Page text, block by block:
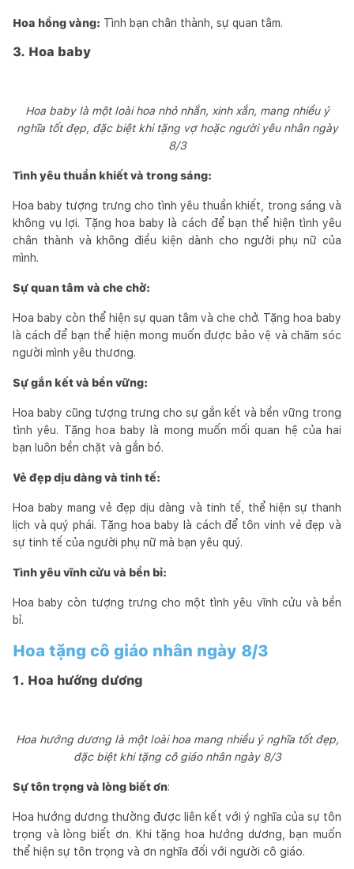
Hoa hồng vàng: Tình bạn chân thành, sự quan tâm.
3. Hoa baby
Hoa baby là một loài hoa nhỏ nhắn, xinh xắn, mang nhiều ý
nghĩa tốt đẹp, đặc biệt khi tặng vợ hoặc người yêu nhân ngày
8/3
Tình yêu thuần khiết và trong sáng:
Hoa baby tượng trưng cho tình yêu thuần khiết, trong sáng và
không vụ lợi. Tặng hoa baby là cách để bạn thể hiện tình yêu
chân thành và không điều kiện dành cho người phụ nữ của
mình.
Sự quan tâm và che chở:
Hoa baby còn thể hiện sự quan tâm và che chở. Tặng hoa baby
là cách để bạn thể hiện mong muốn được bảo vệ và chăm sóc
người mình yêu thương.
Sự gắn kết và bền vững:
Hoa baby cũng tượng trưng cho sự gắn kết và bền vững trong
tình yêu. Tặng hoa baby là mong muốn mối quan hệ của hai
bạn luôn bền chặt và gắn bó.
Vẻ đẹp dịu dàng và tinh tế:
Hoa baby mang vẻ đẹp dịu dàng và tinh tế, thể hiện sự thanh
lịch và quý phái. Tặng hoa baby là cách để tôn vinh vẻ đẹp và
sự tinh tế của người phụ nữ mà bạn yêu quý.
Tình yêu vĩnh cửu và bền bỉ:
Hoa baby còn tượng trưng cho một tình yêu vĩnh cửu và bền
bỉ.
Hoa tặng cô giáo nhân ngày 8/3
1. Hoa hướng dương
Hoa hướng dương là một loài hoa mang nhiều ý nghĩa tốt đẹp,
đặc biệt khi tặng cô giáo nhân ngày 8/3
Sự tôn trọng và lòng biết ơn:
Hoa hướng dương thường được liên kết với ý nghĩa của sự tôn
trọng và lòng biết ơn. Khi tặng hoa hướng dương, bạn muốn
thể hiện sự tôn trọng và ơn nghĩa đối với người cô giáo.